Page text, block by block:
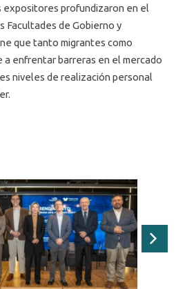
expositores profundizaron en el
Facultades de Gobierno y
que tanto migrantes como
a enfrentar barreras en el mercado
niveles de realización personal